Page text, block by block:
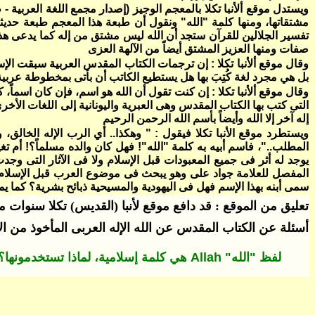
مشتقاتها، ومنها كلمة "الله" ونقول أن طبعة هذا المعجم طبعة
تفسير الجلالين للقرآن ستجد أن الله ليس مشتق من إله كما يدعى
صفات ومنها العزيز المشتق أيضاً من الآلهة العزى
وقال موقع ألأنبا تكلا : إن ترجمات الكتاب المقدس العربية سبقت
بل هي مجرد لغة كُتِبَ بها هل يستطيع الكاتب أن بأتى بمخطوطة
التى كتب بها الكتاب المقدس وهى العبرية واليونانية إلى اللغات
إله آخر إلا الله وأيضاً بأسم الله الرحمن الرحيم
ويستطرد موقع الأنبا تكلا فيقول : " وهكذا.. أي الرب الإله
المطلب.."، فاسم أبيه به كلمة "الله"! فهل كان والده مسلماً؟! أم
يوجد له أثر فى جميع المعبودات قبل الإسلام ولا فى الآثار التى
المفصل للعلامة جواد على وهو يبحث فى موضوع العرب قبل
سمى أبنه بهذا الإسم فهل فى اليهودية والمسيحية ذبائح بشرية؟
تعليق من الموقع : قد دافع موقع لأنبا (القديس) تكلا سنوات
أسئلة عن الكتاب المقدس عن الله الإله العربى المأخوذ من
لفظ "الله" Allah هي كلمة إسلامية، لماذا